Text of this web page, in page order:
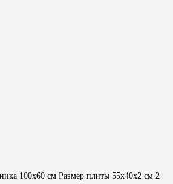
100х60 см Размер плиты 55х40х2 см 2